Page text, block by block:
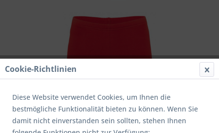
Cookie-Richtlinien
Diese Website verwendet Cookies, um Ihnen die
bestmögliche Funktionalität bieten zu können. Wenn Sie
damit nicht einverstanden sein sollten, stehen Ihnen